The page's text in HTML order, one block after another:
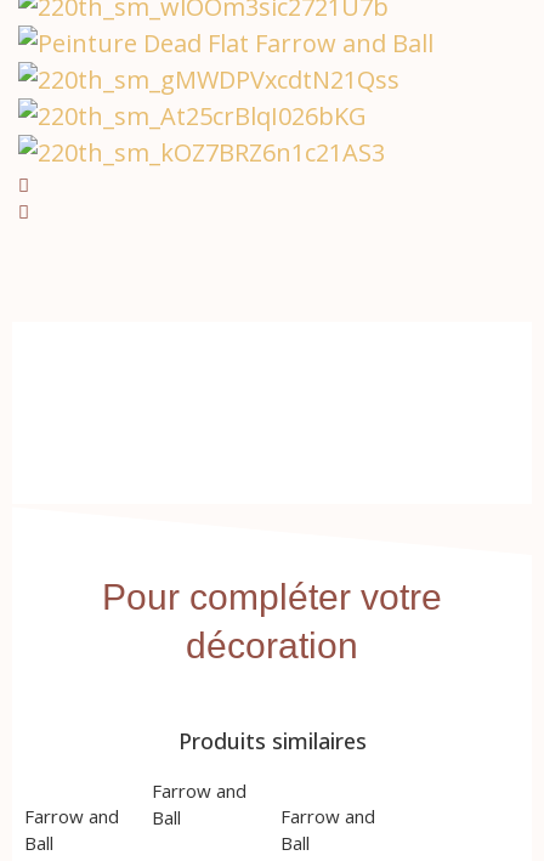
Pour compléter votre
décoration
Produits similaires
Farrow and
Ball
Farrow and
Ball
Farrow and
Ball